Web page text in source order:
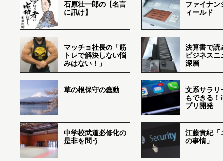
石原壮一郎の【名言
に訊け】
ファイナン
ィールド
マッチョ社長の「筋
トレで解決しない悩
みはない！」
決算書で読
ビジネスニ
深層
草の根保守の蠢動
文系サラリ
もできる
プリ開発
中学校武道必修化の
是非を問う
江藤貴紀「
の事情」